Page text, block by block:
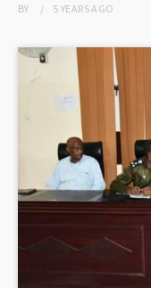
BY 5 YEARSAGO